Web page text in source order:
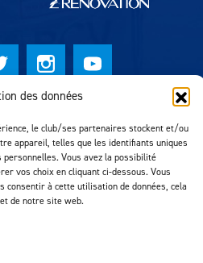
des données
le club/ses partenaires stockent et/ou
appareil, telles que les identifiants uniques
Vous avez la possibilité
vos choix en cliquant ci-dessous. Vous
consentir à cette utilisation de données, cela
de notre site web.
MTM Agency